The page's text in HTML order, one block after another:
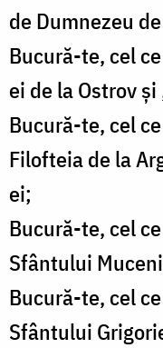
de Dumnezeu
Bucură-te, cel
ei de la Ostrov
Bucură-te, cel
Filofteia de la
ei;
Bucură-te, cel
Sfântului
Bucură-te, cel
Sfântului